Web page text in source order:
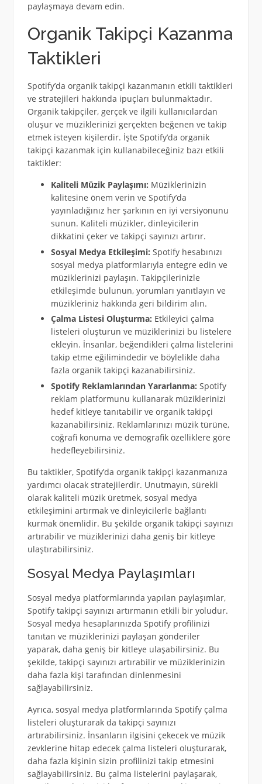
paylaşmaya devam edin.
Organik Takipçi Kazanma
Taktikleri
Spotify’da organik takipçi kazanmanın etkili taktikleri
ve stratejileri hakkında ipuçları bulunmaktadır.
Organik takipçiler, gerçek ve ilgili kullanıcılardan
oluşur ve müziklerinizi gerçekten beğenen ve takip
etmek isteyen kişilerdir. İşte Spotify’da organik
takipçi kazanmak için kullanabileceğiniz bazı etkili
taktikler:
Kaliteli Müzik Paylaşımı: Müziklerinizin
kalitesine önem verin ve Spotify’da
yayınladığınız her şarkının en iyi versiyonunu
sunun. Kaliteli müzikler, dinleyicilerin
dikkatini çeker ve takipçi sayınızı artırır.
Sosyal Medya Etkileşimi: Spotify hesabınızı
sosyal medya platformlarıyla entegre edin ve
müziklerinizi paylaşın. Takipçilerinizle
etkileşimde bulunun, yorumları yanıtlayın ve
müzikleriniz hakkında geri bildirim alın.
Çalma Listesi Oluşturma: Etkileyici çalma
listeleri oluşturun ve müziklerinizi bu listelere
ekleyin. İnsanlar, beğendikleri çalma listelerini
takip etme eğilimindedir ve böylelikle daha
fazla organik takipçi kazanabilirsiniz.
Spotify Reklamlarından Yararlanma: Spotify
reklam platformunu kullanarak müziklerinizi
hedef kitleye tanıtabilir ve organik takipçi
kazanabilirsiniz. Reklamlarınızı müzik türüne,
coğrafi konuma ve demografik özelliklere göre
hedefleyebilirsiniz.
Bu taktikler, Spotify’da organik takipçi kazanmanıza
yardımcı olacak stratejilerdir. Unutmayın, sürekli
olarak kaliteli müzik üretmek, sosyal medya
etkileşimini artırmak ve dinleyicilerle bağlantı
kurmak önemlidir. Bu şekilde organik takipçi sayınızı
artırabilir ve müziklerinizi daha geniş bir kitleye
ulaştırabilirsiniz.
Sosyal Medya Paylaşımları
Sosyal medya platformlarında yapılan paylaşımlar,
Spotify takipçi sayınızı artırmanın etkili bir yoludur.
Sosyal medya hesaplarınızda Spotify profilinizi
tanıtan ve müziklerinizi paylaşan gönderiler
yaparak, daha geniş bir kitleye ulaşabilirsiniz. Bu
şekilde, takipçi sayınızı artırabilir ve müziklerinizin
daha fazla kişi tarafından dinlenmesini
sağlayabilirsiniz.
Ayrıca, sosyal medya platformlarında Spotify çalma
listeleri oluşturarak da takipçi sayınızı
artırabilirsiniz. İnsanların ilgisini çekecek ve müzik
zevklerine hitap edecek çalma listeleri oluşturarak,
daha fazla kişinin sizin profilinizi takip etmesini
sağlayabilirsiniz. Bu çalma listelerini paylaşarak,